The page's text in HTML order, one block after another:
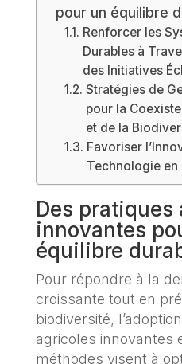
pour un équilibre
Renforcer les
Durables à
des Initiatives
Stratégies de
pour la
et de la
Favoriser
Technologie
Des pratiques
innovantes
équilibre
Pour répondre à la
croissante tout en
biodiversité,
agricoles innovantes
méthodes visent à